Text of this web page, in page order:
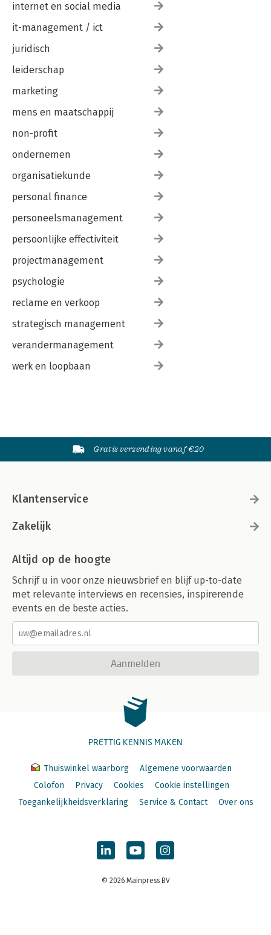
internet en social media
it-management / ict
juridisch
leiderschap
marketing
mens en maatschappij
non-profit
ondernemen
organisatiekunde
personal finance
personeelsmanagement
persoonlijke effectiviteit
projectmanagement
psychologie
reclame en verkoop
strategisch management
verandermanagement
werk en loopbaan
Gratis verzending vanaf €20
Klantenservice
Zakelijk
Altijd op de hoogte
Schrijf u in voor onze nieuwsbrief en blijf up-to-date
met relevante interviews en recensies, inspirerende
events en de beste acties.
Aanmelden
PRETTIG KENNIS MAKEN
Thuiswinkel waarborg
Algemene voorwaarden
Colofon
Privacy Cookies
Cookie instellingen
Toegankelijkheidsverklaring
Service & Contact Over ons
© 2026 Mainpress BV